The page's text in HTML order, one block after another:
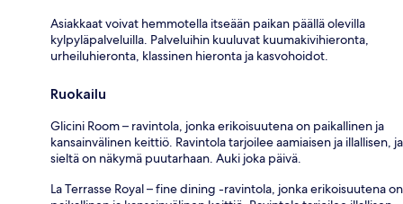
Asiakkaat voivat hemmotella itseään paikan päällä olevilla
kylpyläpalveluilla. Palveluihin kuuluvat kuumakivihieronta,
urheiluhieronta, klassinen hieronta ja kasvohoidot.
Ruokailu
Glicini Room – ravintola, jonka erikoisuutena on paikallinen ja
kansainvälinen keittiö. Ravintola tarjoilee aamiaisen ja illallisen, ja
sieltä on näkymä puutarhaan. Auki joka päivä.
La Terrasse Royal – fine dining -ravintola, jonka erikoisuutena on